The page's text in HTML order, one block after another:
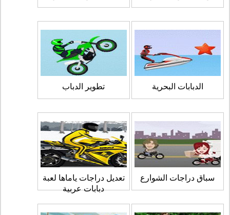
الدبابات البحرية تطوير الدباب
سباق دراجات الشوارع
تعديل دراجات ياماها لعبة
دبابات عربية